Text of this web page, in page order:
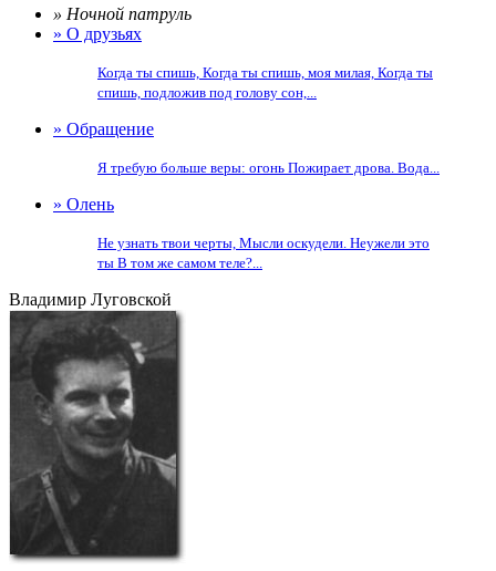
» Ночной патруль
» О друзьях
Когда ты спишь, Когда ты спишь, моя милая, Когда ты
спишь, подложив под голову сон,...
» Обращение
Я требую больше веры: огонь Пожирает дрова. Вода...
» Олень
Не узнать твои черты, Мысли оскудели. Неужели это
ты В том же самом теле?...
Владимир Луговской